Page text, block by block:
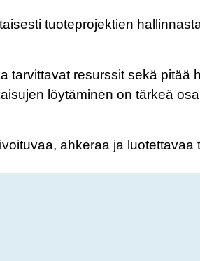
tuoteprojektien
tarvittavat resurssit sekä
löytäminen on tärkeä
ahkeraa ja luotettavaa